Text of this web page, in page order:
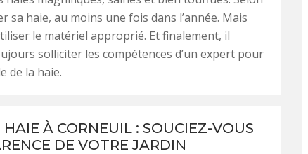
sa haie, au moins une fois dans l’année. Mais
le matériel approprié. Et finalement, il
solliciter les compétences d’un expert pour
de la haie.
À CORNEUIL : SOUCIEZ-VOUS
DE VOTRE JARDIN